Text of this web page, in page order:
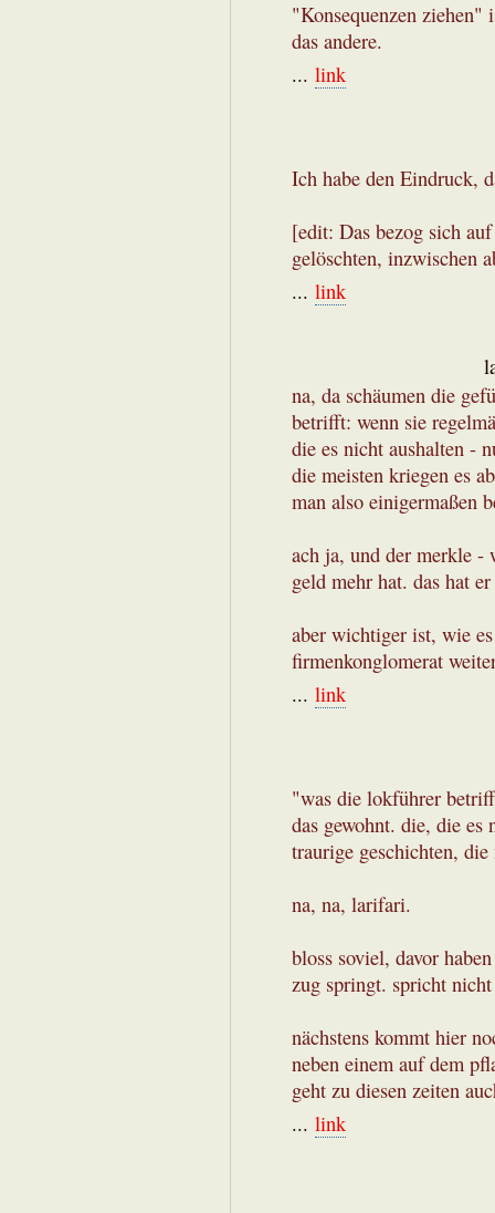
"Konsequenzen ziehen"
das andere.
... link
Ich habe den Eindruck,
[edit: Das bezog sich
gelöschten, inzwischen
... link
na, da schäumen die
betrifft: wenn sie
die es nicht aushalten -
die meisten kriegen es
man also einigermaßen
ach ja, und der merkle -
geld mehr hat. das hat
aber wichtiger ist, wie
firmenkonglomerat
... link
"was die lokführer
das gewohnt. die, die
traurige geschichten,
na, na, larifari.
bloss soviel, davor
zug springt. spricht
nächstens kommt hier
neben einem auf dem
geht zu diesen zeiten
... link